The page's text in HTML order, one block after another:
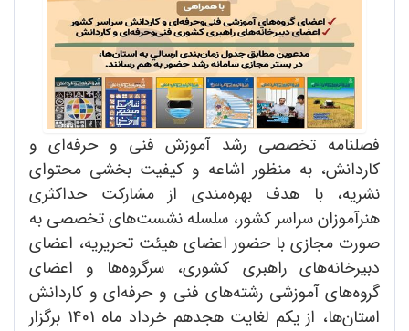
فصلنامه تخصصی رشد آموزش فنی و حرفه‌ای و
کاردانش، به منظور اشاعه و کیفیت بخشی محتوای
نشریه، با هدف بهره‌مندی از مشارکت حداکثری
هنرآموزان سراسر کشور، سلسله نشست‌های تخصصی به
صورت مجازی با حضور اعضای هیئت تحریریه، اعضای
دبیرخانه‌های راهبری کشوری، سرگروه‌ها و اعضای
گروه‌های آموزشی رشته‌های فنی و حرفه‌ای و کاردانش
استان‌ها، از یکم لغایت هجدهم خرداد ماه 1401 برگزار